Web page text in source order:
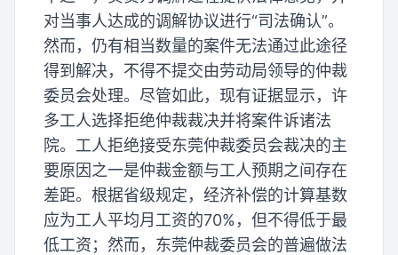
对当事人达成的调解协议进行“司法确认”。
然而，仍有相当数量的案件无法通过此途径
得到解决，不得不提交由劳动局领导的仲裁
委员会处理。尽管如此，现有证据显示，许
多工人选择拒绝仲裁裁决并将案件诉诸法
院。工人拒绝接受东莞仲裁委员会裁决的主
要原因之一是仲裁金额与工人预期之间存在
差距。根据省级规定，经济补偿的计算基数
应为工人平均月工资的70%，但不得低于最
低工资；然而，东莞仲裁委员会的普遍做法